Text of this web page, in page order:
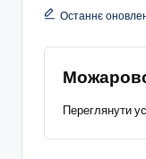
Останнє
Переглянути